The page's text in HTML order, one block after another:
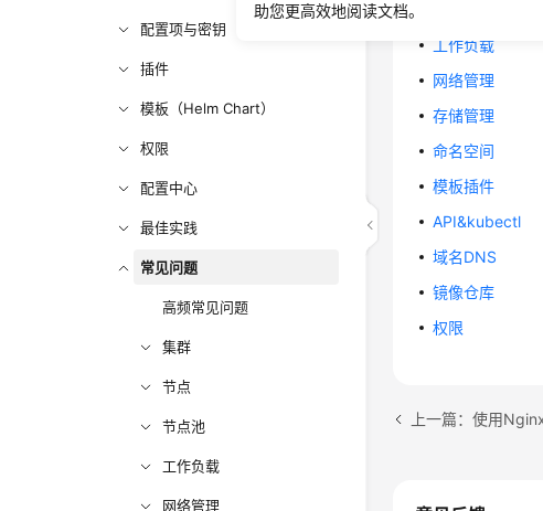
助您更高效地阅读文档。
配置项与密钥
插件
模板（Helm Chart）
权限
配置中心
最佳实践
常见问题
高频常见问题
集群
节点
节点池
工作负载
网络管理
工作负载
网络管理
存储管理
命名空间
模板插件
API&kubectl
域名DNS
镜像仓库
权限
上一篇：使用